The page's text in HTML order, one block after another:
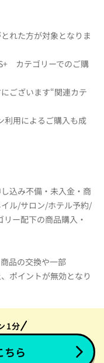
れた方が対象となりま
カテゴリーでのご購
ございます“関連カテ
利用によるご購入も成
込み不備・未入金・商
ル/サロン/ホテル予約/
ー配下の商品購入・
品の交換や一部
ポイントが無効となり
1分
ちら